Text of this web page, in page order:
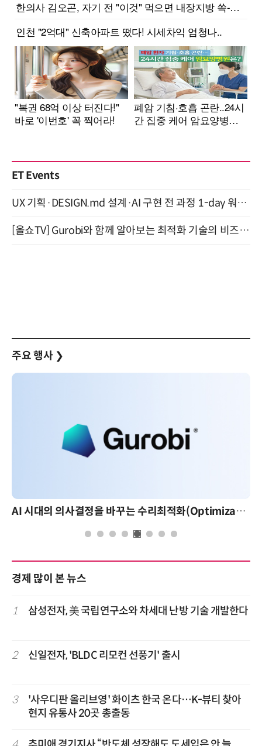
ET Events
UX 기획·DESIGN.md 설계·AI 구현 전 과정 1-day 워크숍 with Claude Code·Codex 9월 15일 개최
[올쇼TV] Gurobi와 함께 알아보는 최적화 기술의 비즈니스 활용 (8월 20일 생방송)
주요 행사 ❯
AI 시대의 의사결정을 바꾸는 수리최적화(Optimization): 실제 산업 적용 사례와 활용 전략
경제 많이 본 뉴스
1 삼성전자, 美 국립연구소와 차세대 난방 기술 개발한다
2 신일전자, 'BLDC 리모컨 선풍기' 출시
3
'사우디판 올리브영' 화이츠 한국 온다…K-뷰티 찾아
현지 유통사 20곳 총출동